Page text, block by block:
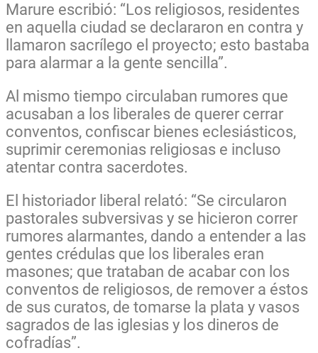
Marure escribió: “Los religiosos, residentes
en aquella ciudad se declararon en contra y
llamaron sacrílego el proyecto; esto bastaba
para alarmar a la gente sencilla”.
Al mismo tiempo circulaban rumores que
acusaban a los liberales de querer cerrar
conventos, confiscar bienes eclesiásticos,
suprimir ceremonias religiosas e incluso
atentar contra sacerdotes.
El historiador liberal relató: “Se circularon
pastorales subversivas y se hicieron correr
rumores alarmantes, dando a entender a las
gentes crédulas que los liberales eran
masones; que trataban de acabar con los
conventos de religiosos, de remover a éstos
de sus curatos, de tomarse la plata y vasos
sagrados de las iglesias y los dineros de
cofradías”.